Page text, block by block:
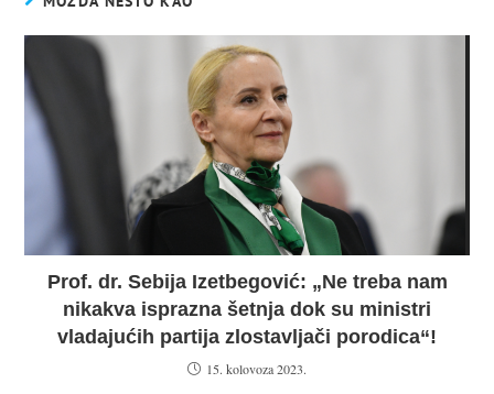
Prof. dr. Sebija Izetbegović: „Ne treba nam
nikakva isprazna šetnja dok su ministri
vladajućih partija zlostavljači porodica“!
15. kolovoza 2023.